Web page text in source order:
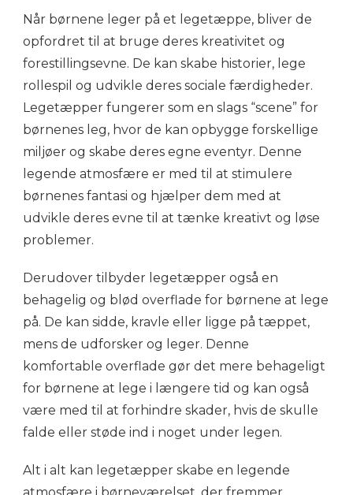
Når børnene leger på et legetæppe, bliver de
opfordret til at bruge deres kreativitet og
forestillingsevne. De kan skabe historier, lege
rollespil og udvikle deres sociale færdigheder.
Legetæpper fungerer som en slags “scene” for
børnenes leg, hvor de kan opbygge forskellige
miljøer og skabe deres egne eventyr. Denne
legende atmosfære er med til at stimulere
børnenes fantasi og hjælper dem med at
udvikle deres evne til at tænke kreativt og løse
problemer.
Derudover tilbyder legetæpper også en
behagelig og blød overflade for børnene at lege
på. De kan sidde, kravle eller ligge på tæppet,
mens de udforsker og leger. Denne
komfortable overflade gør det mere behageligt
for børnene at lege i længere tid og kan også
være med til at forhindre skader, hvis de skulle
falde eller støde ind i noget under legen.
Alt i alt kan legetæpper skabe en legende